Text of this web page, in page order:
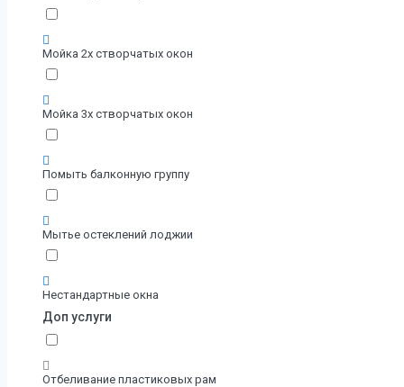
Мойка 2х створчатых окон
Мойка 3х створчатых окон
Помыть балконную группу
Мытье остеклений лоджии
Нестандартные окна
Доп услуги
Отбеливание пластиковых рам